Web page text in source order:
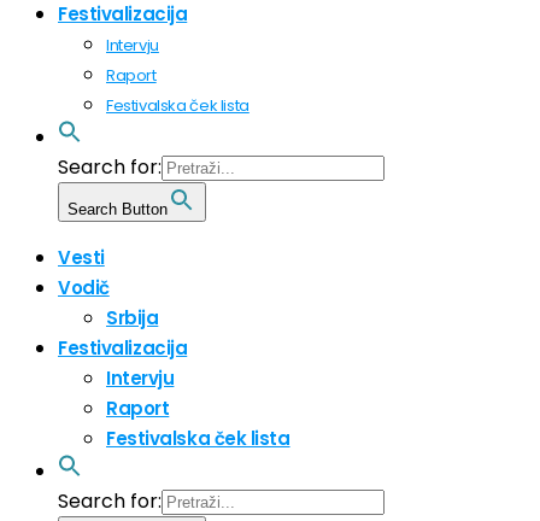
Festivalizacija
Intervju
Raport
Festivalska ček lista
Search for:
Search Button
Vesti
Vodič
Srbija
Festivalizacija
Intervju
Raport
Festivalska ček lista
Search for: